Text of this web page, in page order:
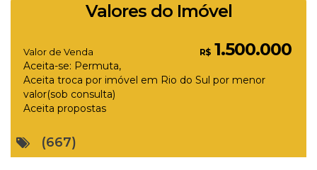
Valores do Imóvel
R$1.500.000
Valor de Venda
Aceita-se: Permuta,
Aceita troca por imóvel em Rio do Sul por menor
valor(sob consulta)
Aceita propostas
(667)